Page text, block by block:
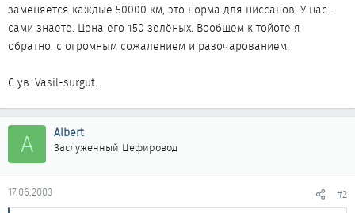
заменяется каждые 50000 км, это норма для ниссанов. У нас-
сами знаете. Цена его 150 зелёных. Вообщем к тойоте я
обратно, с огромным сожалением и разочарованием.
С ув. Vasil-surgut.
A Albert
Заслуженный Цефировод
17.06.2003 #2